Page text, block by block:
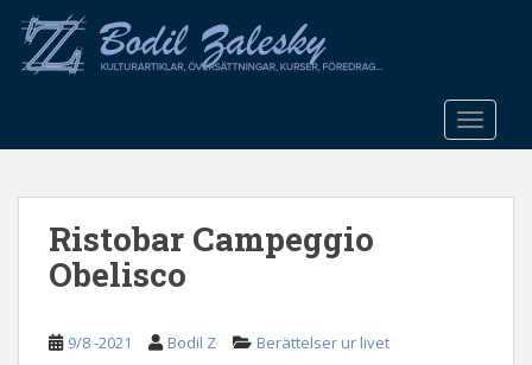
o
Ristobar Campeggio
Obelisco
9/8 -2021 Bodil Z Berättelser ur livet